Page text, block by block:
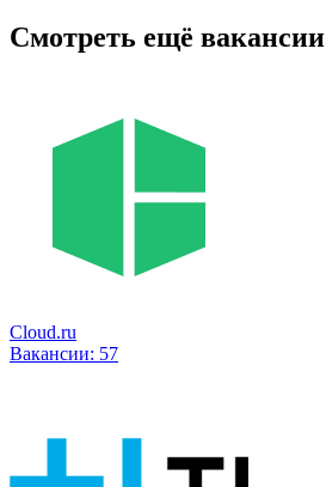
Смотреть ещё вакансии
Cloud.ru
Вакансии: 57